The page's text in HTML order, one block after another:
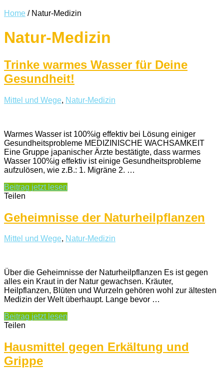
Home / Natur-Medizin
Natur-Medizin
Trinke warmes Wasser für Deine
Gesundheit!
Mittel und Wege, Natur-Medizin
Warmes Wasser ist 100%ig effektiv bei Lösung einiger
Gesundheitsprobleme MEDIZINISCHE WACHSAMKEIT
Eine Gruppe japanischer Ärzte bestätigte, dass warmes
Wasser 100%ig effektiv ist einige Gesundheitsprobleme
aufzulösen, wie z.B.: 1. Migräne 2. …
Beitrag jetzt lesen
Teilen
Geheimnisse der Naturheilpflanzen
Mittel und Wege, Natur-Medizin
Über die Geheimnisse der Naturheilpflanzen Es ist gegen
alles ein Kraut in der Natur gewachsen. Kräuter,
Heilpflanzen, Blüten und Wurzeln gehören wohl zur ältesten
Medizin der Welt überhaupt. Lange bevor …
Beitrag jetzt lesen
Teilen
Hausmittel gegen Erkältung und
Grippe